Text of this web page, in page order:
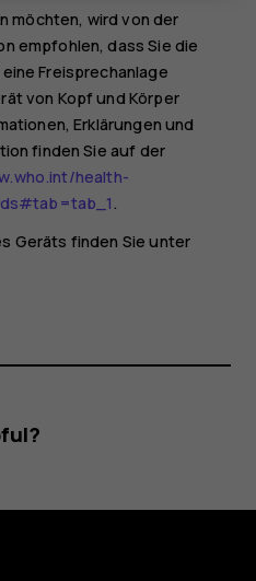
möchten, wird von der
empfohlen, dass Sie die
Freisprechanlage
von Kopf und Körper
Erklärungen und
finden Sie auf der
health-
.
Geräts finden Sie unter